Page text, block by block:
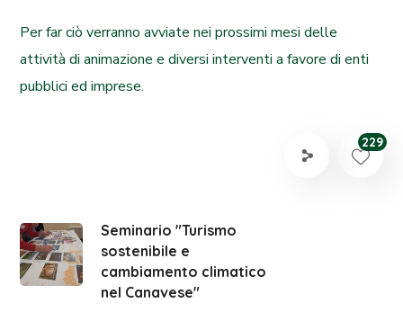
Per far ciò verranno avviate nei prossimi mesi delle
attività di animazione e diversi interventi a favore di enti
pubblici ed imprese.
229
Seminario "Turismo
sostenibile e
cambiamento climatico
nel Canavese"